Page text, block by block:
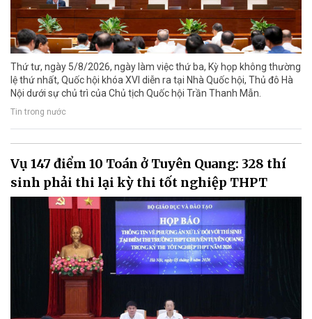
Thứ tư, ngày 5/8/2026, ngày làm việc thứ ba, Kỳ họp không thường
lệ thứ nhất, Quốc hội khóa XVI diễn ra tại Nhà Quốc hội, Thủ đô Hà
Nội dưới sự chủ trì của Chủ tịch Quốc hội Trần Thanh Mẫn.
Tin trong nước
Vụ 147 điểm 10 Toán ở Tuyên Quang: 328 thí
sinh phải thi lại kỳ thi tốt nghiệp THPT